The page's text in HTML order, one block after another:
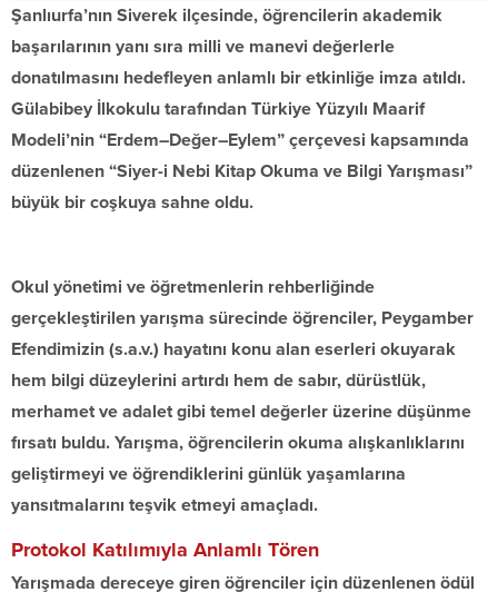
Şanlıurfa’nın Siverek ilçesinde, öğrencilerin akademik
başarılarının yanı sıra milli ve manevi değerlerle
donatılmasını hedefleyen anlamlı bir etkinliğe imza atıldı.
Gülabibey İlkokulu tarafından Türkiye Yüzyılı Maarif
Modeli’nin “Erdem–Değer–Eylem” çerçevesi kapsamında
düzenlenen “Siyer-i Nebi Kitap Okuma ve Bilgi Yarışması”
büyük bir coşkuya sahne oldu.
Okul yönetimi ve öğretmenlerin rehberliğinde
gerçekleştirilen yarışma sürecinde öğrenciler, Peygamber
Efendimizin (s.a.v.) hayatını konu alan eserleri okuyarak
hem bilgi düzeylerini artırdı hem de sabır, dürüstlük,
merhamet ve adalet gibi temel değerler üzerine düşünme
fırsatı buldu. Yarışma, öğrencilerin okuma alışkanlıklarını
geliştirmeyi ve öğrendiklerini günlük yaşamlarına
yansıtmalarını teşvik etmeyi amaçladı.
Protokol Katılımıyla Anlamlı Tören
Yarışmada dereceye giren öğrenciler için düzenlenen ödül